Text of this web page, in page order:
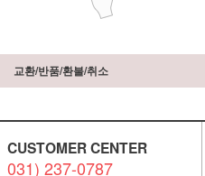
교환/반품/환불/취소
CUSTOMER CENTER
031) 237-0787